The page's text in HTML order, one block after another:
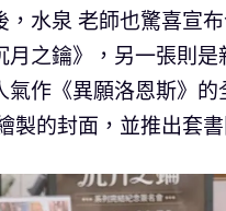
，水泉 老師也驚喜宣
月之鑰》，另一張則
氣作《異願洛恩斯》
製的封面，並推出套